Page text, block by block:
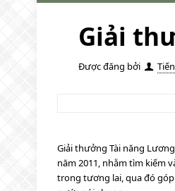
Giải
Được đăng bởi
Giải thưởng Tài năng
năm 2011, nhằm tìm kiếm
trong tương lai, qua đó góp